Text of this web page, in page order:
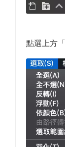
點選上方「